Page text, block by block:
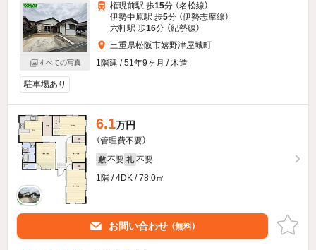
すべての写真
権現前駅 歩15分 （名松線）
伊勢中原駅 歩5分 （伊勢志摩線）
六軒駅 歩16分 （紀勢線）
三重県松阪市嬉野津屋城町
1階建 / 51年9ヶ月 / 木造
駐車場あり
6.1万円
（管理費不要）
敷 不要 礼 不要
1階 / 4DK / 78.0㎡
お問い合わせ （無料）